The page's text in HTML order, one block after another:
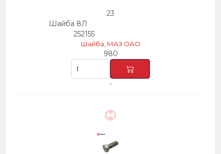
23
Шайба 8Л
252155
Шайба, МАЗ ОАО
980
-